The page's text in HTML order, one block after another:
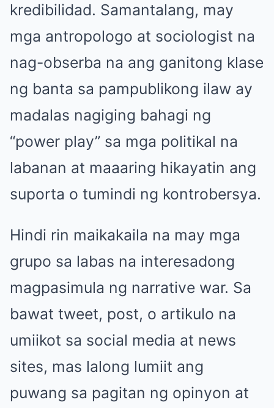
kredibilidad. Samantalang, may
mga antropologo at sociologist na
nag-obserba na ang ganitong klase
ng banta sa pampublikong ilaw ay
madalas nagiging bahagi ng
“power play” sa mga politikal na
labanan at maaaring hikayatin ang
suporta o tumindi ng kontrobersya.
Hindi rin maikakaila na may mga
grupo sa labas na interesadong
magpasimula ng narrative war. Sa
bawat tweet, post, o artikulo na
umiikot sa social media at news
sites, mas lalong lumiit ang
puwang sa pagitan ng opinyon at